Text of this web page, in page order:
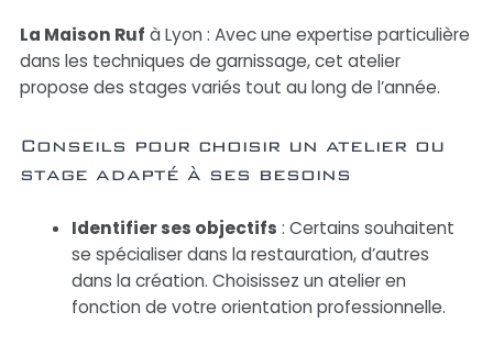
La Maison Ruf à Lyon : Avec une expertise particulière
dans les techniques de garnissage, cet atelier
propose des stages variés tout au long de l’année.
Conseils pour choisir un atelier ou
stage adapté à ses besoins
Identifier ses objectifs : Certains souhaitent
se spécialiser dans la restauration, d’autres
dans la création. Choisissez un atelier en
fonction de votre orientation professionnelle.